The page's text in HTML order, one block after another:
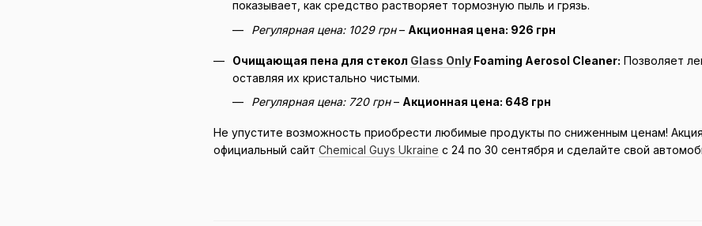
показывает, как средство растворяет тормозную пыль и грязь.
Регулярная цена: 1029 грн– Акционная цена: 926 грн
Очищающая пена для стекол Glass Only Foaming Aerosol Cleaner: Позволяет
оставляя их кристально чистыми.
Регулярная цена: 720 грн– Акционная цена: 648 грн
Не упустите возможность приобрести любимые продукты по сниженным ценам!
официальный сайт Chemical Guys Ukraine с 24 по 30 сентября и сделайте свой